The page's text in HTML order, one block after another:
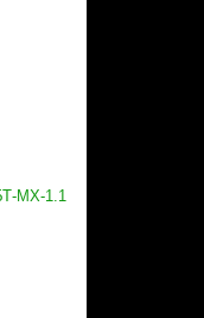
МХ-1.1